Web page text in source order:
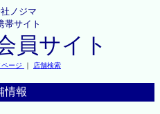
ノジマ
帯サイト
員サイト
ージ ｜ 店舗検索
情報